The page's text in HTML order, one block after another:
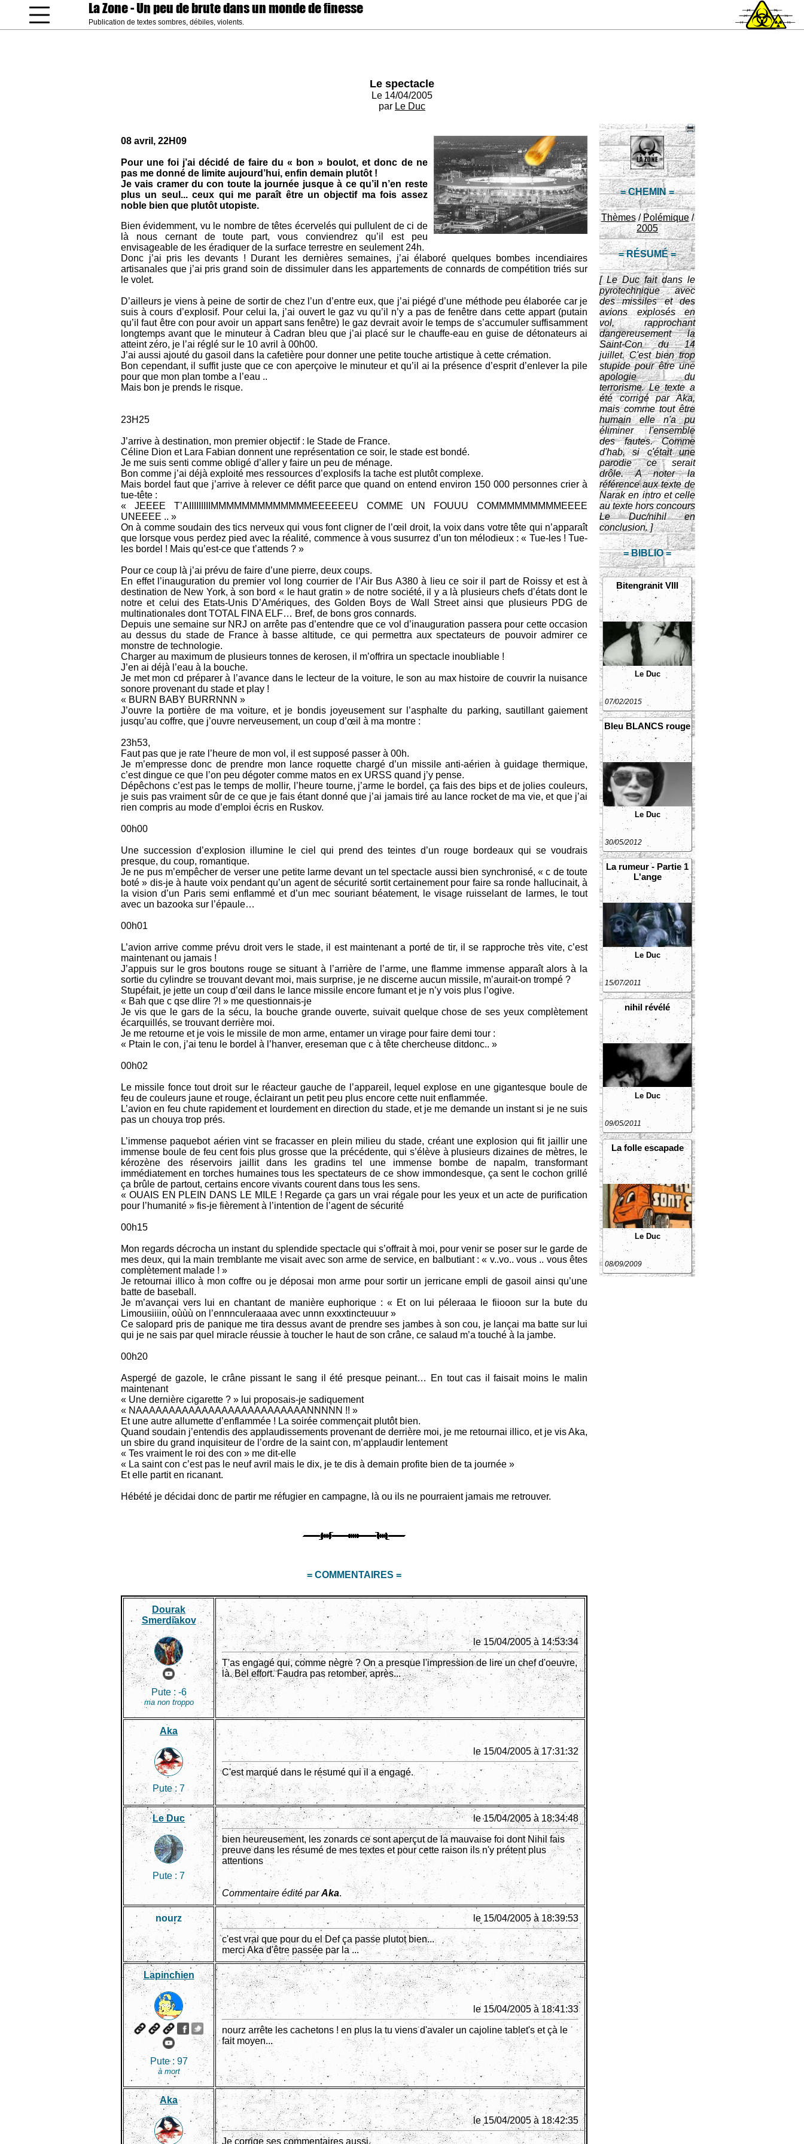
La Zone- Un peu de brute dans un monde de finesse
Publication de textes sombres, débiles, violents.
Le spectacle
Le 14/04/2005
par Le Duc
= CHEMIN =
Thèmes/Polémique/
2005
= RÉSUMÉ =
[ Le Duc fait dans le
pyrotechnique avec
des missiles et des
avions explosés en
vol, rapprochant
dangereusement la
Saint-Con du 14
juillet. C'est bien trop
stupide pour être une
apologie du
terrorisme. Le texte a
été corrigé par Aka,
mais comme tout être
humain elle n'a pu
éliminer l'ensemble
des fautes. Comme
d'hab, si c'était une
parodie ce serait
drôle. A noter la
référence aux texte de
Narak en intro et celle
au texte hors concours
Le Duc/nihil en
conclusion. ]
= BIBLIO =
Bitengranit VIII
Le Duc
07/02/2015
Bleu BLANCS rouge
Le Duc
30/05/2012
La rumeur - Partie 1
L'ange
Le Duc
15/07/2011
nihil révélé
Le Duc
09/05/2011
La folle escapade
Le Duc
08/09/2009
08 avril, 22H09
Pour une foi j’ai décidé de faire du « bon » boulot, et donc de ne
pas me donné de limite aujourd’hui, enfin demain plutôt !
Je vais cramer du con toute la journée jusque à ce qu’il n’en reste
plus un seul... ceux qui me paraît être un objectif ma fois assez
noble bien que plutôt utopiste.
Bien évidemment, vu le nombre de têtes écervelés qui pullulent de ci de
là nous cernant de toute part, vous conviendrez qu’il est peu
envisageable de les éradiquer de la surface terrestre en seulement 24h.
Donc j’ai pris les devants ! Durant les dernières semaines, j’ai élaboré quelques bombes incendiaires
artisanales que j’ai pris grand soin de dissimuler dans les appartements de connards de compétition triés sur
le volet.
D’ailleurs je viens à peine de sortir de chez l’un d’entre eux, que j’ai piégé d’une méthode peu élaborée car je
suis à cours d’explosif. Pour celui la, j’ai ouvert le gaz vu qu’il n’y a pas de fenêtre dans cette appart (putain
qu’il faut être con pour avoir un appart sans fenêtre) le gaz devrait avoir le temps de s’accumuler suffisamment
longtemps avant que le minuteur à Cadran bleu que j’ai placé sur le chauffe-eau en guise de détonateurs ai
atteint zéro, je l’ai réglé sur le 10 avril à 00h00.
J’ai aussi ajouté du gasoil dans la cafetière pour donner une petite touche artistique à cette crémation.
Bon cependant, il suffit juste que ce con aperçoive le minuteur et qu’il ai la présence d’esprit d’enlever la pile
pour que mon plan tombe a l’eau ..
Mais bon je prends le risque.
23H25
J’arrive à destination, mon premier objectif : le Stade de France.
Céline Dion et Lara Fabian donnent une représentation ce soir, le stade est bondé.
Je me suis senti comme obligé d’aller y faire un peu de ménage.
Bon comme j’ai déjà exploité mes ressources d’explosifs la tache est plutôt complexe.
Mais bordel faut que j’arrive à relever ce défit parce que quand on entend environ 150 000 personnes crier à
tue-tête :
« JEEEE T’AIIIIIIIIIMMMMMMMMMMMMMEEEEEEU COMME UN FOUUU COMMMMMMMMMEEEE
UNEEEE .. »
On à comme soudain des tics nerveux qui vous font cligner de l’œil droit, la voix dans votre tête qui n’apparaît
que lorsque vous perdez pied avec la réalité, commence à vous susurrez d’un ton mélodieux : « Tue-les ! Tue-
les bordel ! Mais qu’est-ce que t’attends ? »
Pour ce coup là j’ai prévu de faire d’une pierre, deux coups.
En effet l’inauguration du premier vol long courrier de l’Air Bus A380 à lieu ce soir il part de Roissy et est à
destination de New York, à son bord « le haut gratin » de notre société, il y a là plusieurs chefs d’états dont le
notre et celui des Etats-Unis D’Amériques, des Golden Boys de Wall Street ainsi que plusieurs PDG de
multinationales dont TOTAL FINA ELF… Bref, de bons gros connards.
Depuis une semaine sur NRJ on arrête pas d’entendre que ce vol d’inauguration passera pour cette occasion
au dessus du stade de France à basse altitude, ce qui permettra aux spectateurs de pouvoir admirer ce
monstre de technologie.
Charger au maximum de plusieurs tonnes de kerosen, il m’offrira un spectacle inoubliable !
J’en ai déjà l’eau à la bouche.
Je met mon cd préparer à l’avance dans le lecteur de la voiture, le son au max histoire de couvrir la nuisance
sonore provenant du stade et play !
« BURN BABY BURRNNN »
J’ouvre la portière de ma voiture, et je bondis joyeusement sur l’asphalte du parking, sautillant gaiement
jusqu’au coffre, que j’ouvre nerveusement, un coup d’œil à ma montre :
23h53,
Faut pas que je rate l’heure de mon vol, il est supposé passer à 00h.
Je m’empresse donc de prendre mon lance roquette chargé d’un missile anti-aérien à guidage thermique,
c’est dingue ce que l’on peu dégoter comme matos en ex URSS quand j’y pense.
Dépêchons c’est pas le temps de mollir, l’heure tourne, j’arme le bordel, ça fais des bips et de jolies couleurs,
je suis pas vraiment sûr de ce que je fais étant donné que j’ai jamais tiré au lance rocket de ma vie, et que j’ai
rien compris au mode d’emploi écris en Ruskov.
00h00
Une succession d’explosion illumine le ciel qui prend des teintes d’un rouge bordeaux qui se voudrais
presque, du coup, romantique.
Je ne pus m’empêcher de verser une petite larme devant un tel spectacle aussi bien synchronisé, « c de toute
boté » dis-je à haute voix pendant qu’un agent de sécurité sortit certainement pour faire sa ronde hallucinait, à
la vision d’un Paris semi enflammé et d’un mec souriant béatement, le visage ruisselant de larmes, le tout
avec un bazooka sur l’épaule…
00h01
L’avion arrive comme prévu droit vers le stade, il est maintenant a porté de tir, il se rapproche très vite, c’est
maintenant ou jamais !
J’appuis sur le gros boutons rouge se situant à l’arrière de l’arme, une flamme immense apparaît alors à la
sortie du cylindre se trouvant devant moi, mais surprise, je ne discerne aucun missile, m’aurait-on trompé ?
Stupéfait, je jette un coup d’œil dans le lance missile encore fumant et je n’y vois plus l’ogive.
« Bah que c qse dlire ?! » me questionnais-je
Je vis que le gars de la sécu, la bouche grande ouverte, suivait quelque chose de ses yeux complètement
écarquillés, se trouvant derrière moi.
Je me retourne et je vois le missile de mon arme, entamer un virage pour faire demi tour :
« Ptain le con, j’ai tenu le bordel à l’hanver, ereseman que c à tête chercheuse ditdonc.. »
00h02
Le missile fonce tout droit sur le réacteur gauche de l’appareil, lequel explose en une gigantesque boule de
feu de couleurs jaune et rouge, éclairant un petit peu plus encore cette nuit enflammée.
L’avion en feu chute rapidement et lourdement en direction du stade, et je me demande un instant si je ne suis
pas un chouya trop prés.
L’immense paquebot aérien vint se fracasser en plein milieu du stade, créant une explosion qui fit jaillir une
immense boule de feu cent fois plus grosse que la précédente, qui s’élève à plusieurs dizaines de mètres, le
kérozène des réservoirs jaillit dans les gradins tel une immense bombe de napalm, transformant
immédiatement en torches humaines tous les spectateurs de ce show immondesque, ça sent le cochon grillé
ça brûle de partout, certains encore vivants courent dans tous les sens.
« OUAIS EN PLEIN DANS LE MILE ! Regarde ça gars un vrai régale pour les yeux et un acte de purification
pour l’humanité » fis-je fièrement à l’intention de l’agent de sécurité
00h15
Mon regards décrocha un instant du splendide spectacle qui s’offrait à moi, pour venir se poser sur le garde de
mes deux, qui la main tremblante me visait avec son arme de service, en balbutiant : « v..vo.. vous .. vous êtes
complètement malade ! »
Je retournai illico à mon coffre ou je déposai mon arme pour sortir un jerricane empli de gasoil ainsi qu’une
batte de baseball.
Je m’avançai vers lui en chantant de manière euphorique : « Et on lui péleraaa le fiiooon sur la bute du
Limousiiiin, oùùù on l’ennnculeraaaa avec unnn exxxtincteuuur »
Ce salopard pris de panique me tira dessus avant de prendre ses jambes à son cou, je lançai ma batte sur lui
qui je ne sais par quel miracle réussie à toucher le haut de son crâne, ce salaud m’a touché à la jambe.
00h20
Aspergé de gazole, le crâne pissant le sang il été presque peinant… En tout cas il faisait moins le malin
maintenant
« Une dernière cigarette ? » lui proposais-je sadiquement
« NAAAAAAAAAAAAAAAAAAAAAAAAAANNNNN !! »
Et une autre allumette d’enflammée ! La soirée commençait plutôt bien.
Quand soudain j’entendis des applaudissements provenant de derrière moi, je me retournai illico, et je vis Aka,
un sbire du grand inquisiteur de l’ordre de la saint con, m’applaudir lentement
« Tes vraiment le roi des con » me dit-elle
« La saint con c’est pas le neuf avril mais le dix, je te dis à demain profite bien de ta journée »
Et elle partit en ricanant.
Hébété je décidai donc de partir me réfugier en campagne, là ou ils ne pourraient jamais me retrouver.
= COMMENTAIRES =
Dourak
Smerdiakov
Pute : -6
ma non troppo
le 15/04/2005 à 14:53:34
T'as engagé qui, comme nègre ? On a presque l'impression de lire un chef d'oeuvre,
là. Bel effort. Faudra pas retomber, après...
Aka
Pute : 7
le 15/04/2005 à 17:31:32
C'est marqué dans le résumé qui il a engagé.
Le Duc
Pute : 7
le 15/04/2005 à 18:34:48
bien heureusement, les zonards ce sont aperçut de la mauvaise foi dont Nihil fais
preuve dans les résumé de mes textes et pour cette raison ils n'y prétent plus
attentions
Commentaire édité parAka.
nourz le 15/04/2005 à 18:39:53
c'est vrai que pour du el Def ça passe plutot bien...
merci Aka d'être passée par la ...
Lapinchien
Pute : 97
à mort
le 15/04/2005 à 18:41:33
nourz arrête les cachetons ! en plus la tu viens d'avaler un cajoline tablet's et çà le
fait moyen...
Aka
le 15/04/2005 à 18:42:35
Je corrige ses commentaires aussi.